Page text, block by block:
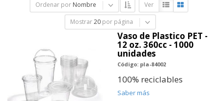
Ordenar por Nombre Ver
Mostrar 20 por página
Vaso de Plastico PET -
12 oz. 360cc - 1000
unidades
Código: pla-84002
100% reciclables
Saber más